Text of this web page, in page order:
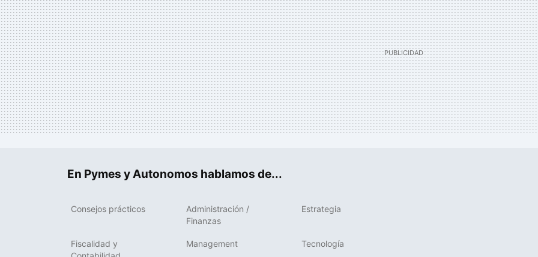
En Pymes y Autonomos hablamos de...
Consejos prácticos
Administración /
Finanzas
Estrategia
Fiscalidad y
Management Tecnología